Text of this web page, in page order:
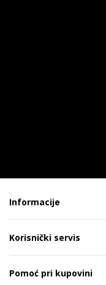
Informacije
Korisnički servis
Pomoć pri kupovini